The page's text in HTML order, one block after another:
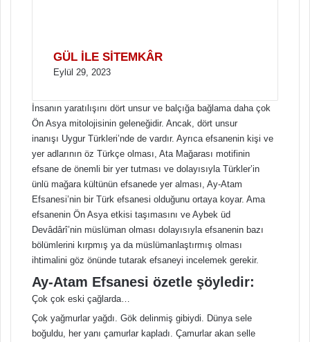
GÜL İLE SİTEMKÂR
Eylül 29, 2023
İnsanın yaratılışını dört unsur ve balçığa bağlama daha çok
Ön Asya mitolojisinin geleneğidir. Ancak, dört unsur
inanışı Uygur Türkleri’nde de vardır. Ayrıca efsanenin kişi ve
yer adlarının öz Türkçe olması, Ata Mağarası motifinin
efsane de önemli bir yer tutması ve dolayısıyla Türkler’in
ünlü mağara kültünün efsanede yer alması, Ay-Atam
Efsanesi’nin bir Türk efsanesi olduğunu ortaya koyar. Ama
efsanenin Ön Asya etkisi taşımasını ve Aybek üd
Devâdârî’nin müslüman olması dolayısıyla efsanenin bazı
bölümlerini kırpmış ya da müslümanlaştırmış olması
ihtimalini göz önünde tutarak efsaneyi incelemek gerekir.
Ay-Atam Efsanesi özetle şöyledir:
Çok çok eski çağlarda…
Çok yağmurlar yağdı. Gök delinmiş gibiydi. Dünya sele
boğuldu, her yanı çamurlar kapladı. Çamurlar akan selle